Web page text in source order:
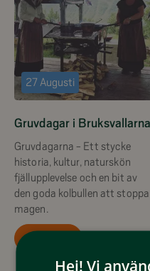
27 Augusti
Gruvdagar i Bruksvallarna
Gruvdagarna - Ett stycke
historia, kultur, naturskön
fjällupplevelse och en bit av
den goda kolbullen att stoppa
magen.
Hej! Vi